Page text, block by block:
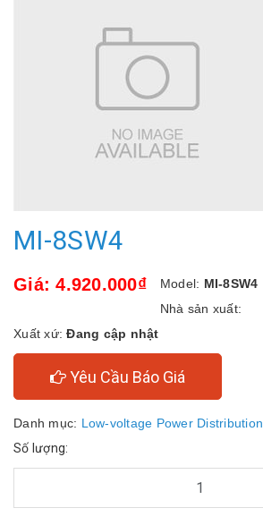
MI-8SW4
Giá: 4.920.000₫ Model: MI-8SW4
Nhà sản xuất:
Xuất xứ:Đang cập nhật
Yêu Cầu Báo Giá
Danh mục: Low-voltage Power Distribution
Số lượng: